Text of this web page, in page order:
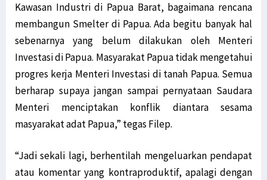
Kawasan Industri di Papua Barat, bagaimana rencana
membangun Smelter di Papua. Ada begitu banyak hal
sebenarnya yang belum dilakukan oleh Menteri
Investasi di Papua. Masyarakat Papua tidak mengetahui
progres kerja Menteri Investasi di tanah Papua. Semua
berharap supaya jangan sampai pernyataan Saudara
Menteri menciptakan konflik diantara sesama
masyarakat adat Papua,” tegas Filep.
“Jadi sekali lagi, berhentilah mengeluarkan pendapat
atau komentar yang kontraproduktif, apalagi dengan